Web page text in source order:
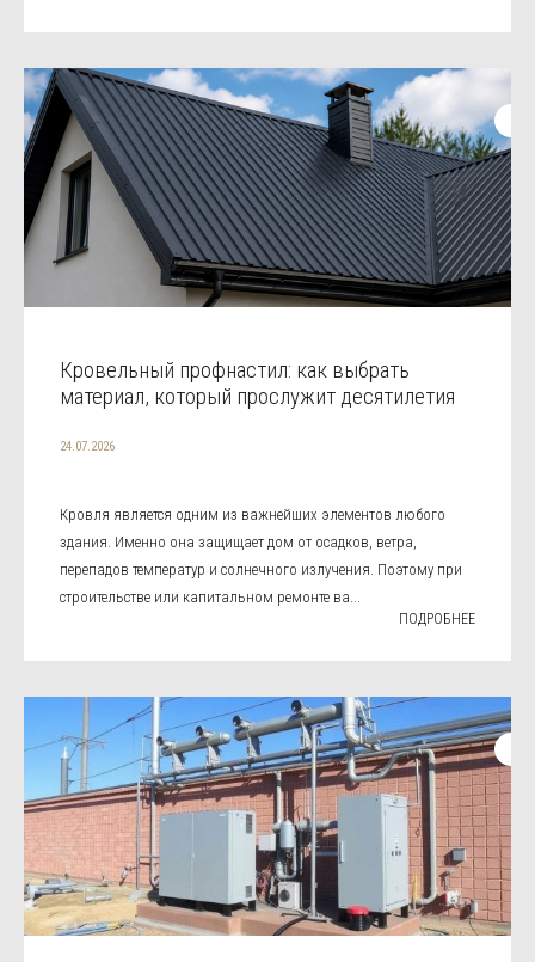
Кровельный профнастил: как выбрать
материал, который прослужит десятилетия
24.07.2026
Кровля является одним из важнейших элементов любого
здания. Именно она защищает дом от осадков, ветра,
перепадов температур и солнечного излучения. Поэтому при
строительстве или капитальном ремонте ва...
ПОДРОБНЕЕ